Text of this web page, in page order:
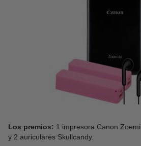
Los premios: 1 impresora Canon
y 2 auriculares Skullcandy.